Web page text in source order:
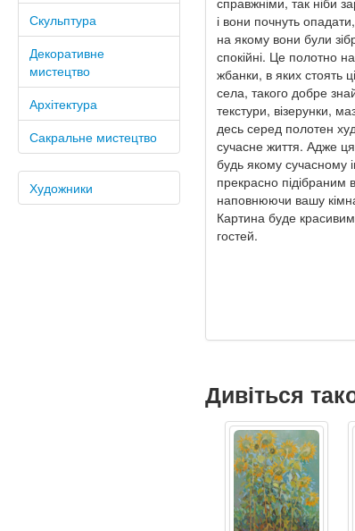
Скульптура
Декоративне
мистецтво
Архітектура
Сакральне мистецтво
Художники
і вони почнуть
на якому вони були
спокійні. Це полотно
жбанки, в яких стоять
села, такого добре
текстури, візерунки,
десь серед полотен
сучасне життя. Адже
будь якому сучасному
прекрасно підібраним
наповнюючи вашу
Картина буде
гостей.
Дивіться